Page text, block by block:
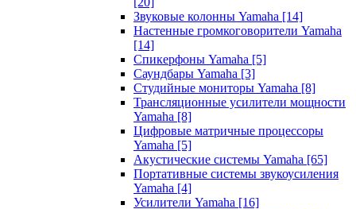
Звуковые колонны Yamaha [14]
Настенные громкоговорители Yamaha
[14]
Спикерфоны Yamaha [5]
Саундбары Yamaha [3]
Студийные мониторы Yamaha [8]
Трансляционные усилители мощности
Yamaha [8]
Цифровые матричные процессоры
Yamaha [5]
Акустические системы Yamaha [65]
Портативные системы звукоусиления
Yamaha [4]
Усилители Yamaha [16]